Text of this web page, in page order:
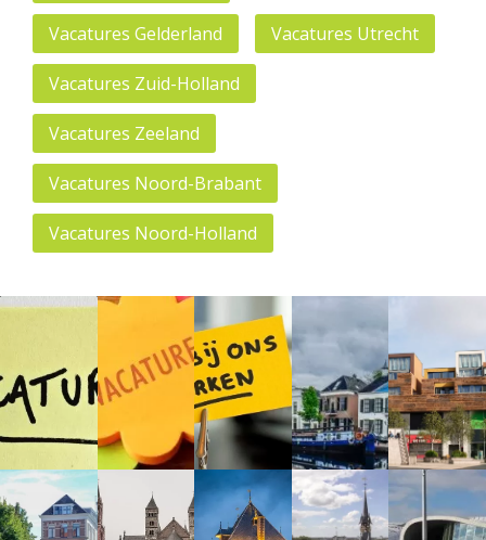
Vacatures Gelderland Vacatures Utrecht
Vacatures Zuid-Holland
Vacatures Zeeland
Vacatures Noord-Brabant
Vacatures Noord-Holland